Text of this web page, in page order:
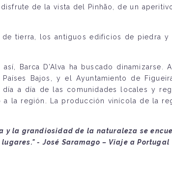
de la vista del Pinhão, de un
tierra, los antiguos edificios de piedra
Barca D’Alva ha buscado
Bajos, y el Ayuntamiento de
a día de las comunidades locales y
la región. La producción vinícola de la
la grandiosidad de la naturaleza se
- José Saramago – Viaje a Portugal